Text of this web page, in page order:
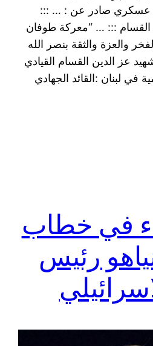
عسكري صادر عن : … :::
القسام ::: … “معركة طوفان
والعزة والثقة بنصر الله
عز الدين القسام القيادي
في لبنان :القائد الجهادي
في خطاب
رئيس